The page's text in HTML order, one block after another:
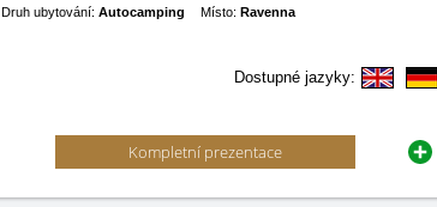
Druh ubytování: Autocamping Místo: Ravenna
Dostupné jazyky:
Kompletní prezentace